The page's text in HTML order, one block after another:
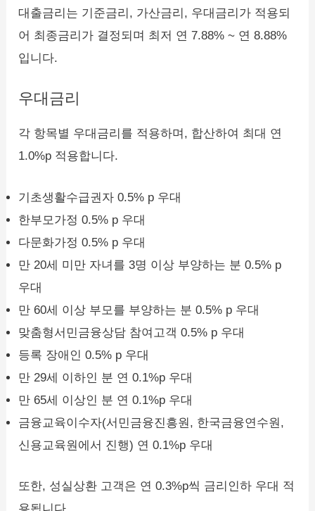
대출금리는 기준금리, 가산금리, 우대금리가 적용되
어 최종금리가 결정되며 최저 연 7.88% ~ 연 8.88%
입니다.
우대금리
각 항목별 우대금리를 적용하며, 합산하여 최대 연
1.0%p 적용합니다.
기초생활수급권자 0.5% p 우대
한부모가정 0.5% p 우대
다문화가정 0.5% p 우대
만 20세 미만 자녀를 3명 이상 부양하는 분 0.5% p
우대
만 60세 이상 부모를 부양하는 분 0.5% p 우대
맞춤형서민금융상담 참여고객 0.5% p 우대
등록 장애인 0.5% p 우대
만 29세 이하인 분 연 0.1%p 우대
만 65세 이상인 분 연 0.1%p 우대
금융교육이수자(서민금융진흥원, 한국금융연수원,
신용교육원에서 진행) 연 0.1%p 우대
또한, 성실상환 고객은 연 0.3%p씩 금리인하 우대 적
용됩니다.